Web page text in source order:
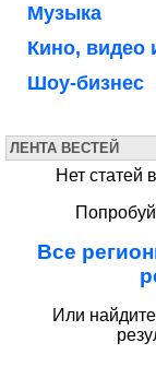
Музыка
Кино, видео
Шоу-бизнес
ЛЕНТА ВЕСТЕЙ
Нет статей
Все
Или